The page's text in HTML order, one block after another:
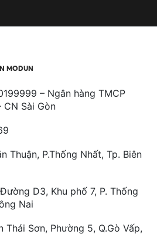
MODUN
– Ngân hàng TMCP
CN Sài Gòn
Thuận, P.Thống Nhất, Tp. Biên
D3, Khu phố 7, P. Thống
Nai
Thái Sơn, Phường 5, Q.Gò Vấp,